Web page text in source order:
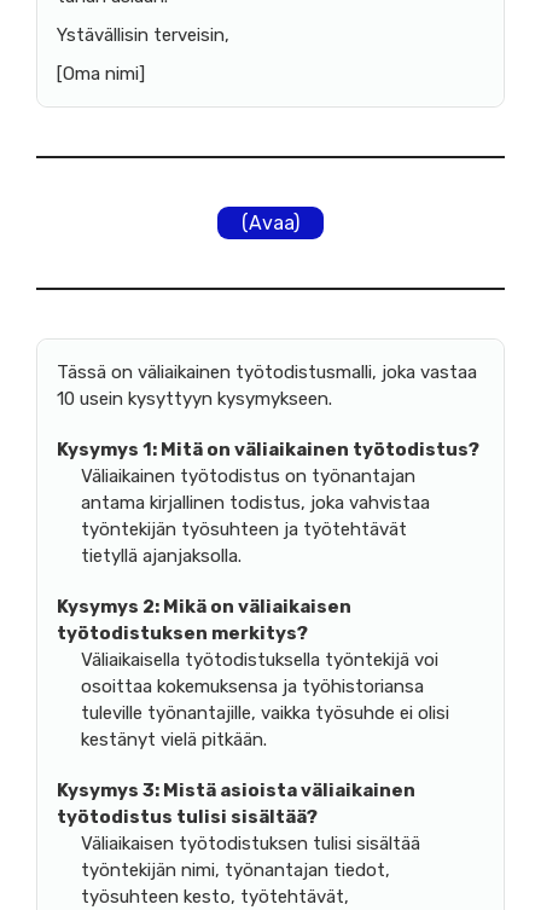
Ystävällisin terveisin,
[Oma nimi]
(Avaa)
Tässä on väliaikainen työtodistusmalli, joka vastaa
10 usein kysyttyyn kysymykseen.
Kysymys 1: Mitä on väliaikainen työtodistus?
Väliaikainen työtodistus on työnantajan
antama kirjallinen todistus, joka vahvistaa
työntekijän työsuhteen ja työtehtävät
tietyllä ajanjaksolla.
Kysymys 2: Mikä on väliaikaisen
työtodistuksen merkitys?
Väliaikaisella työtodistuksella työntekijä voi
osoittaa kokemuksensa ja työhistoriansa
tuleville työnantajille, vaikka työsuhde ei olisi
kestänyt vielä pitkään.
Kysymys 3: Mistä asioista väliaikainen
työtodistus tulisi sisältää?
Väliaikaisen työtodistuksen tulisi sisältää
työntekijän nimi, työnantajan tiedot,
työsuhteen kesto, työtehtävät,